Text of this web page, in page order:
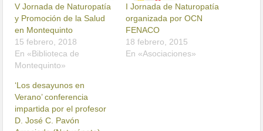
V Jornada de Naturopatía
y Promoción de la Salud
en Montequinto
15 febrero, 2018
En «Biblioteca de
Montequinto»
I Jornada de Naturopatía
organizada por OCN
FENACO
18 febrero, 2015
En «Asociaciones»
‘Los desayunos en
Verano’ conferencia
impartida por el profesor
D. José C. Pavón